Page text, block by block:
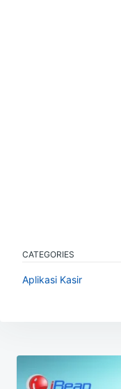
CATEGORIES
Aplikasi Kasir
pos